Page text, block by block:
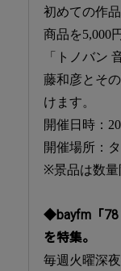
初めての作
商品を5,000
「トノバン
藤和彦とそ
けます。
開催日時：
開催場所：
※景品は数量
◆bayfm「78
を特集。
毎週火曜深